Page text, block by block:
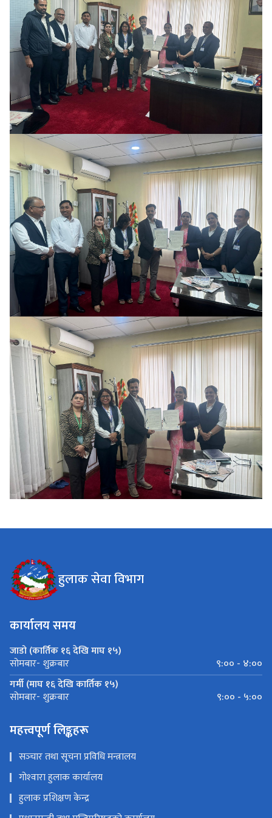
हुलाक सेवा विभाग
कार्यालय समय
जाडो (कार्तिक १६ देखि माघ १५)
सोमबार- शुक्रबार
९:०० - ४:००
गर्मी (माघ १६ देखि कार्तिक १५)
सोमबार- शुक्रबार ९:०० - ५:००
महत्त्वपूर्ण लिङ्कहरू
सञ्‍चार तथा सूचना प्रविधि मन्त्रालय
गोश्‍वारा हुलाक कार्यालय
हुलाक प्रशिक्षण केन्द्र